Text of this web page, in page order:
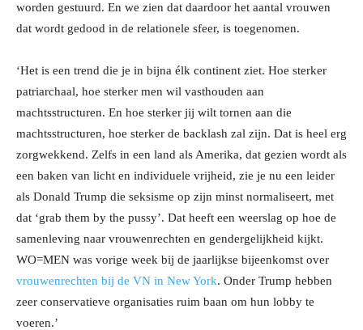
worden gestuurd. En we zien dat daardoor het aantal vrouwen
dat wordt gedood in de relationele sfeer, is toegenomen.
‘Het is een trend die je in bijna élk continent ziet. Hoe sterker
patriarchaal, hoe sterker men wil vasthouden aan
machtsstructuren. En hoe sterker jij wilt tornen aan die
machtsstructuren, hoe sterker de backlash zal zijn. Dat is heel erg
zorgwekkend. Zelfs in een land als Amerika, dat gezien wordt als
een baken van licht en individuele vrijheid, zie je nu een leider
als Donald Trump die seksisme op zijn minst normaliseert, met
dat ‘grab them by the pussy’. Dat heeft een weerslag op hoe de
samenleving naar vrouwenrechten en gendergelijkheid kijkt.
WO=MEN was vorige week bij de jaarlijkse bijeenkomst over
vrouwenrechten bij de VN in New York. Onder Trump hebben
zeer conservatieve organisaties ruim baan om hun lobby te
voeren.’